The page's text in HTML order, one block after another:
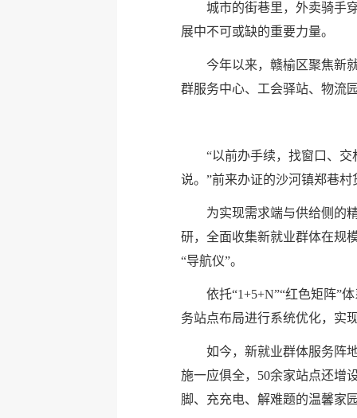
城市的街巷里，外卖骑手
展中不可或缺的重要力量。
今年以来，赣榆区聚焦新
群服务中心、工会驿站、物流
“以前办手续，找窗口、
说。”前来办证的沙河镇郑巷
为实现需求端与供给侧的
研，全面收集新就业群体在规
“导航仪”。
依托“1+5+N”“红色矩阵”
务站点布局进行系统优化，实
如今，新就业群体服务阵
施一应俱全，50余家站点还增
脚、充充电、解难题的温馨家